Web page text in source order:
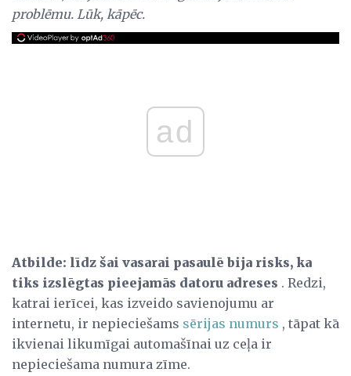
problēmu. Lūk, kāpēc.
ad
Atbilde: līdz šai vasarai pasaulē bija risks, ka
tiks izslēgtas pieejamās datoru adreses . Redzi,
katrai ierīcei, kas izveido savienojumu ar
internetu, ir nepieciešams sērijas numurs , tāpat kā
ikvienai likumīgai automašīnai uz ceļa ir
nepieciešama numura zīme.